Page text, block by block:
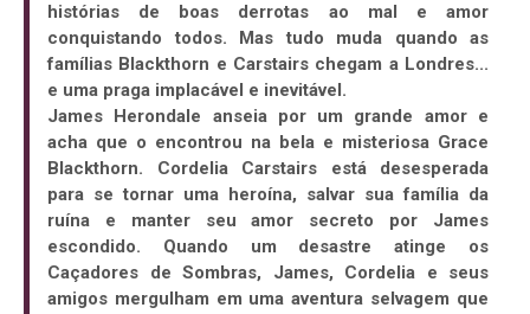
histórias de boas derrotas ao mal e amor
conquistando todos. Mas tudo muda quando as
famílias Blackthorn e Carstairs chegam a Londres...
e uma praga implacável e inevitável.
James Herondale anseia por um grande amor e
acha que o encontrou na bela e misteriosa Grace
Blackthorn. Cordelia Carstairs está desesperada
para se tornar uma heroína, salvar sua família da
ruína e manter seu amor secreto por James
escondido. Quando um desastre atinge os
Caçadores de Sombras, James, Cordelia e seus
amigos mergulham em uma aventura selvagem que